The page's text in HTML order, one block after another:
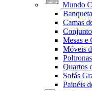
Mundo
Camas
Mesas e
Móveis
Quartos
Sofás
Painéis